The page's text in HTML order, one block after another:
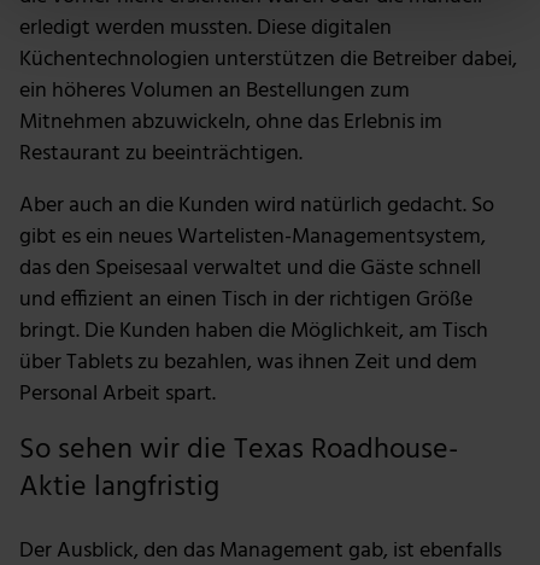
verarbeitet werden, und legen Sie Ihre Präferenzen im
Abschnitt Einzelheitenfest.
Wir verwenden Cookies, um Inhalte und Anzeigen zu
personalisieren, Funktionen für soziale Medien anbieten
analysieren. Außerdem geben wir Informationen zu
deiner Verwendung unserer Website an unsere Partner
für soziale Medien, Werbung und Analysen weiter.
Unsere Partner führen diese Informationen
möglicherweise mit weiteren Daten zusammen, die du
ihnen bereitgestellt hast oder die sie im Rahmen deiner
erledigt werden mussten. Diese digitalen
Küchentechnologien unterstützen die Betreiber dabei,
ein höheres Volumen an Bestellungen zum
Mitnehmen abzuwickeln, ohne das Erlebnis im
Restaurant zu beeinträchtigen.
Aber auch an die Kunden wird natürlich gedacht. So
gibt es ein neues Wartelisten-Managementsystem,
das den Speisesaal verwaltet und die Gäste schnell
und effizient an einen Tisch in der richtigen Größe
bringt. Die Kunden haben die Möglichkeit, am Tisch
über Tablets zu bezahlen, was ihnen Zeit und dem
Personal Arbeit spart.
So sehen wir die Texas Roadhouse-
Aktie langfristig
Der Ausblick, den das Management gab, ist ebenfalls